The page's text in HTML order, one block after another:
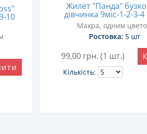
10
Жилет "Панда"
дівчинка 9міс-1-2-3-
Махра, одним
Ростовка: 5 шт
99,00 грн. (1 шт.)
Кількість: